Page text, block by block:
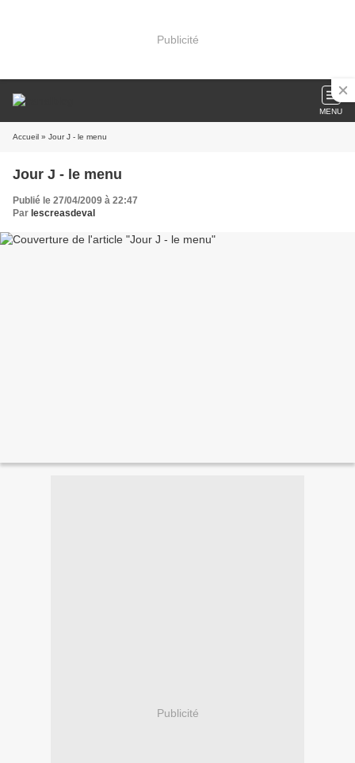
Publicité
MENU
Accueil » Jour J - le menu
Jour J - le menu
Publié le 27/04/2009 à 22:47
Par lescreasdeval
Publicité